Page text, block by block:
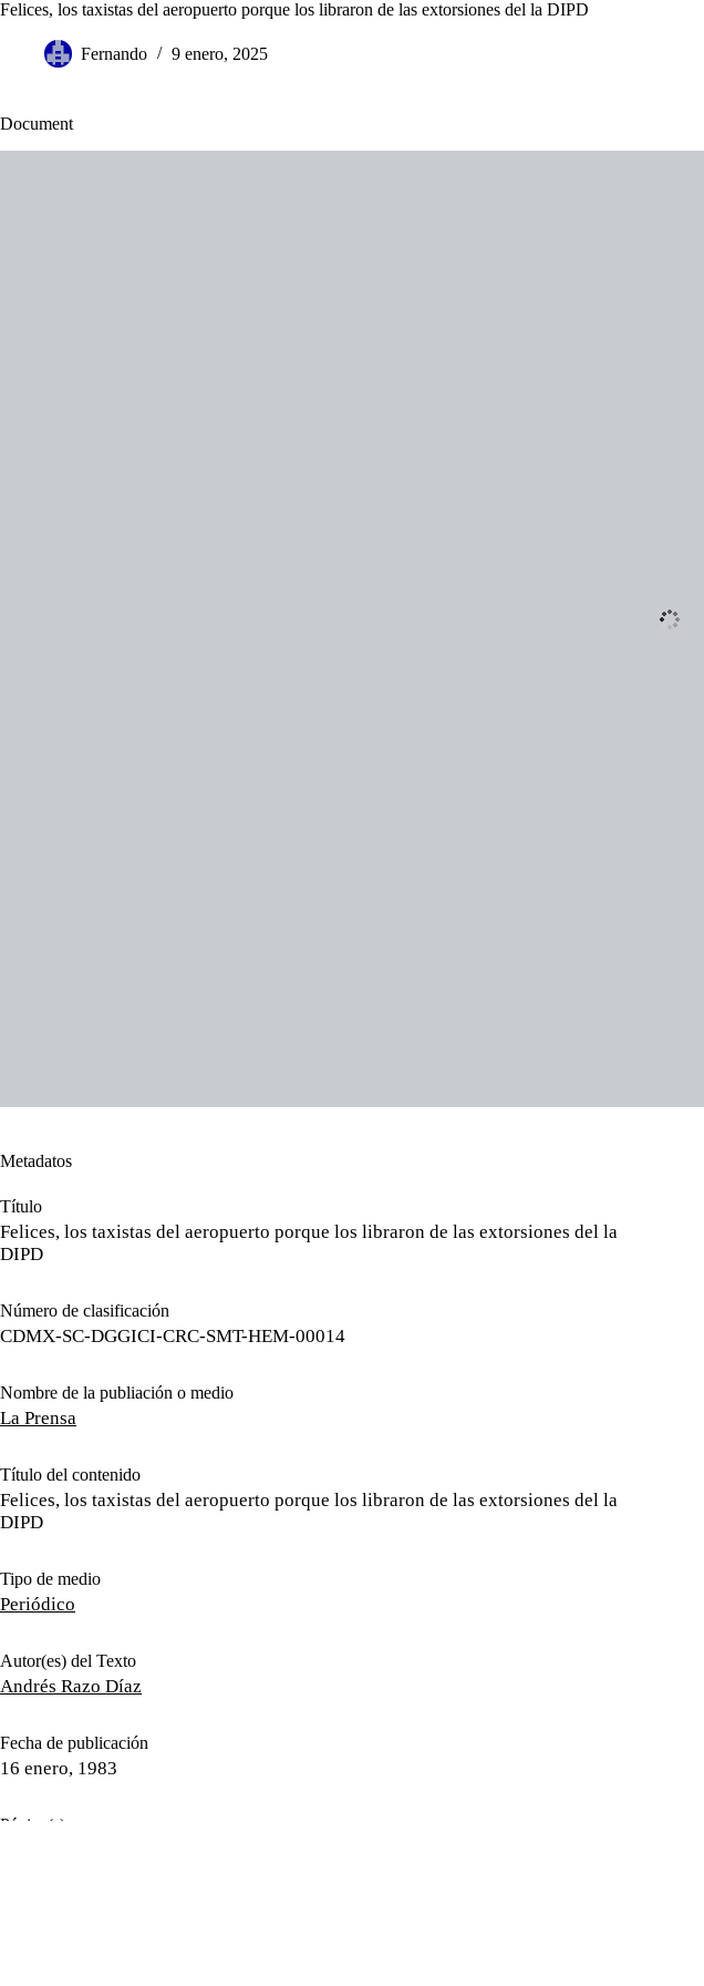
Saltar
contenido
Felices, los taxistas del aeropuerto porque los libraron de las extorsiones del la DIPD
Fernando 9 enero, 2025
Document
Metadatos
Título
Felices, los taxistas del aeropuerto porque los libraron de las extorsiones del la
DIPD
Número de clasificación
CDMX-SC-DGGICI-CRC-SMT-HEM-00014
Nombre de la publiación o medio
La Prensa
Título del contenido
Felices, los taxistas del aeropuerto porque los libraron de las extorsiones del la
DIPD
Tipo de medio
Periódico
Autor(es) del Texto
Andrés Razo Díaz
Fecha de publicación
16 enero, 1983
Página(s)